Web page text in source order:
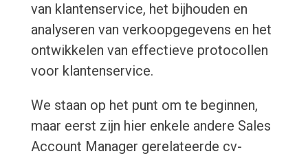
van klantenservice, het bijhouden en
analyseren van verkoopgegevens en het
ontwikkelen van effectieve protocollen
voor klantenservice.
We staan op het punt om te beginnen,
maar eerst zijn hier enkele andere Sales
Account Manager gerelateerde cv-